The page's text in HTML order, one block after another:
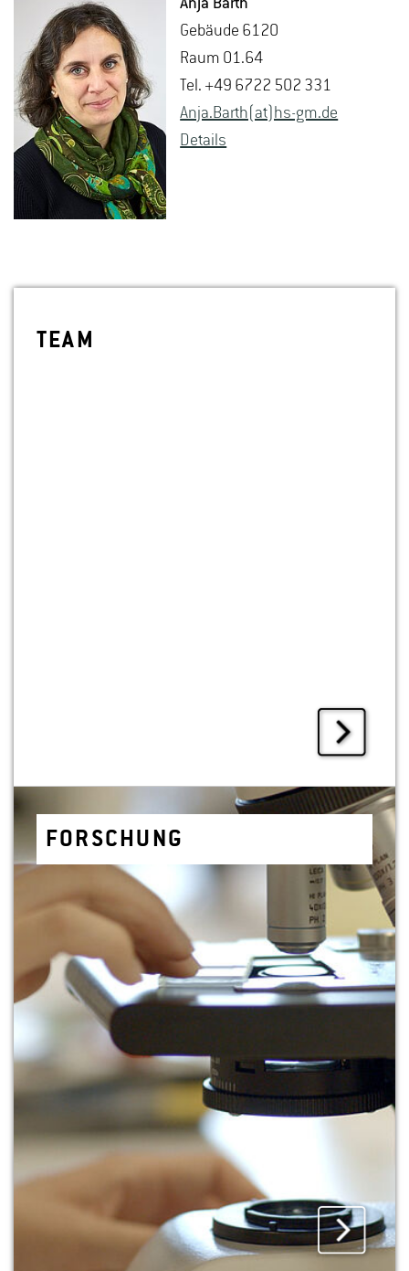
Anja Barth
Ge­bäu­de 6120
Raum 01.64
Tel. +49 6722 502 331
Anja.​Barth(at)hs-​gm.​de
De­tails
TEAM
FOR­SCHUNG